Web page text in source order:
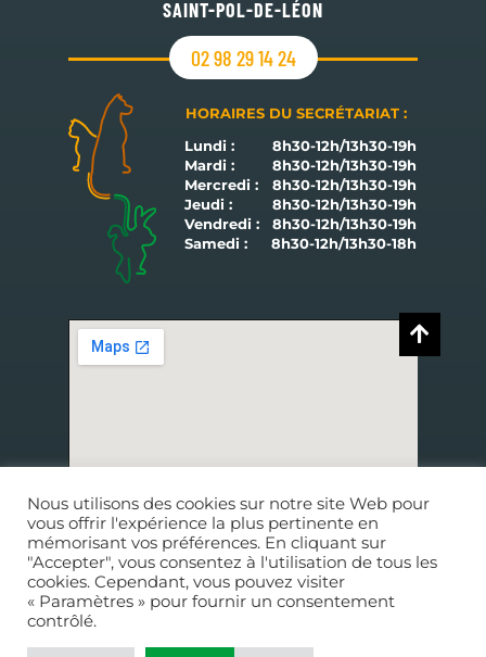
SAINT-POL-DE-LÉON
02 98 29 14 24
HORAIRES DU SECRÉTARIAT :
Lundi :
Mardi :
Mercredi :
Jeudi :
Vendredi :
Samedi :
8h30-12h/13h30-19h
8h30-12h/13h30-19h
8h30-12h/13h30-19h
8h30-12h/13h30-19h
8h30-12h/13h30-19h
8h30-12h/13h30-18h
9 rue Charles Le Goffic
29250SAINT-POL-DE-LÉON
CONDITIONS GÉNÉRALES DE VENTE
CONDITIONS GÉNÉRALES DE FONCTIONNEMENT
Nous utilisons des cookies sur notre site Web pour
vous offrir l'expérience la plus pertinente en
mémorisant vos préférences. En cliquant sur
"Accepter", vous consentez à l'utilisation de tous les
cookies. Cependant, vous pouvez visiter
« Paramètres » pour fournir un consentement
contrôlé.